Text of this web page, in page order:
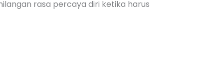
rasa percaya diri ketika harus